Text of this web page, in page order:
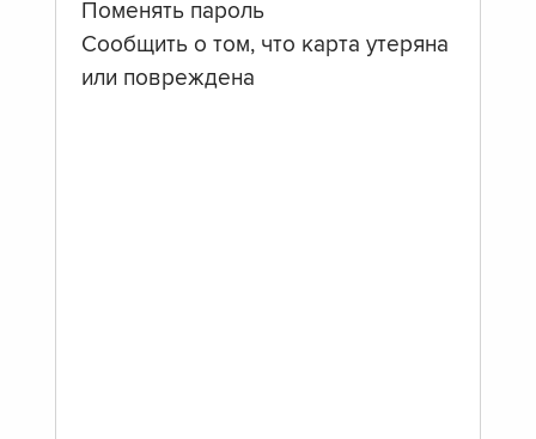
Поменять пароль
Сообщить о том, что карта утеряна
или повреждена